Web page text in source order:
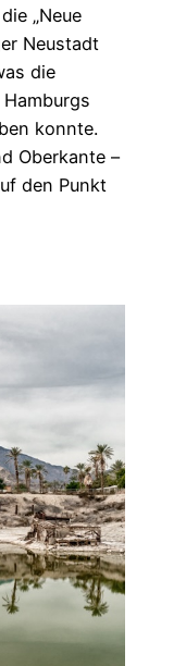
„Neue
Neustadt
die
konnte.
Oberkante –
den Punkt